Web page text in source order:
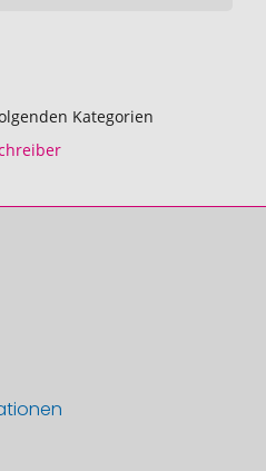
Kategorien